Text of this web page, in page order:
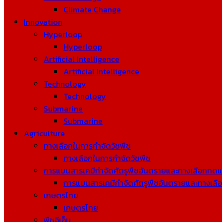
Climate Change
Innovation
Hyperloop
Hyperloop
Artificial Intelligence
Artificial Intelligence
Technology
Technology
Submarine
Submarine
Agriculture
ทางเลือกในการกำจัดวัชพืช
ทางเลือกในการกำจัดวัชพืช
การแบนสารเคมีกำจัดศัตรูพืชอันตรายและทางเลือกทด
การแบนสารเคมีกำจัดศัตรูพืชอันตรายและทางเ
เกษตรไทย
เกษตรไทย